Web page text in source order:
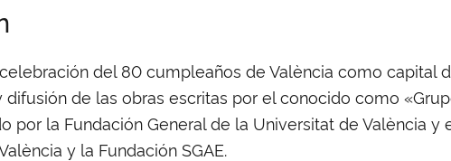
del 80 cumpleaños de València como capital
de las obras escritas por el conocido como
por la Fundación General de la Universitat de València
y la Fundación SGAE.